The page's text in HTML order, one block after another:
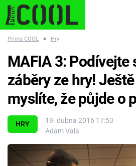
ESCAPE PLNEJ KOTEL
Témata
Filmy
Prima COOL ■ Hry
HRY
19. dubna 2016 17:53
Adam Vala
MAFIA 3: Podívejte
záběry ze hry!
myslíte, že půjde o